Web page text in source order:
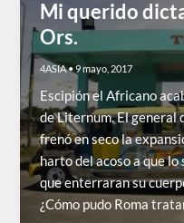
Mi querido
Ors.
4ASIA•9 mayo, 2017
Escipión el Africano
de Liternum. El general
frenó en seco la
harto del acoso a que
que enterraran su
¿Cómo pudo Roma